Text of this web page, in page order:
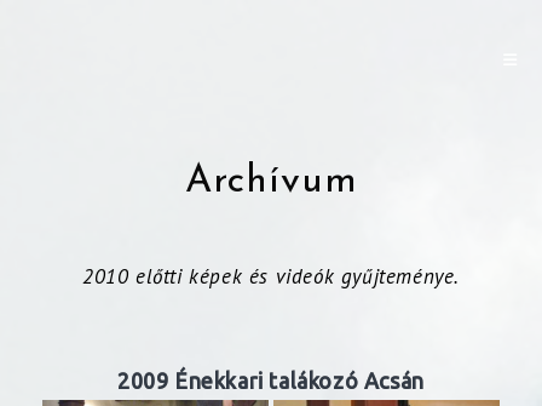
Archívum
2010 előtti képek és videók gyűjteménye.
2009 Énekkari talákozó Acsán